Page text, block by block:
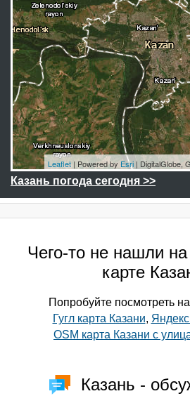
Leaflet | Powered by Esri | DigitalGlobe, GeoEye, i-cubed, USDA,
Казань погода сегодня >>
Чего-то не нашли на
карте
Попробуйте посмотреть
Гугл карта Казани,
OSM карта Казани с
Казань -